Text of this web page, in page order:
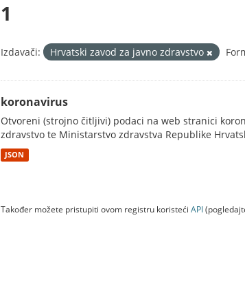
1
Izdavači: Hrvatski zavod za javno zdravstvo
koronavirus
Otvoreni (strojno čitljivi) podaci na web stranici
zdravstvo te Ministarstvo zdravstva Republike
JSON
Također možete pristupiti ovom registru koristeći API